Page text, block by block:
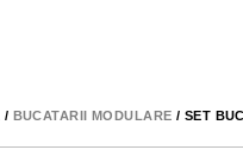
/ BUCATARII MODULARE / SET